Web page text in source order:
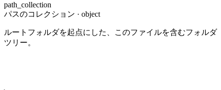
path_collection
パスのコレクション · object
ルートフォルダを起点にした、このファイルを含むフォルダ
ツリー。